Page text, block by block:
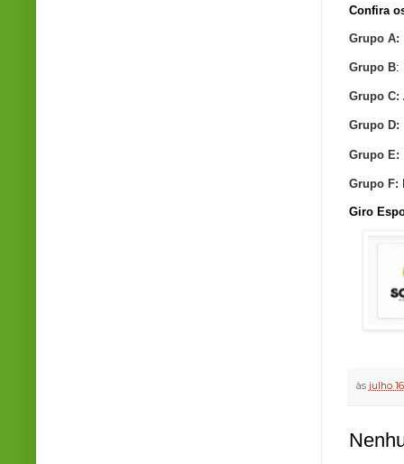
Confira
Grupo A:
Grupo B:
Grupo C:
Grupo D:
Grupo E:
Grupo F:
Giro
às julho